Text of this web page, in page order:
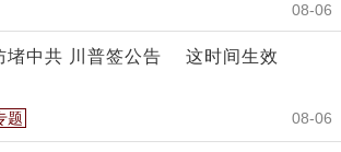
08-06
堵中共 川普签公告 这时间生效
题 08-06